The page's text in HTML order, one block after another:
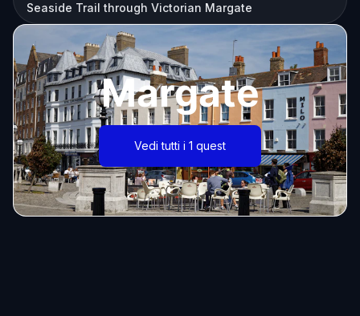
Seaside Trail through Victorian Margate
Margate
Vedi tutti i 1 quest